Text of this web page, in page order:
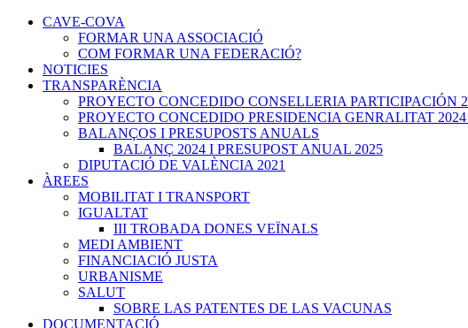
CAVE-COVA
FORMAR UNA ASSOCIACIÓ
COM FORMAR UNA FEDERACIÓ?
NOTICIES
TRANSPARÈNCIA
PROYECTO CONCEDIDO CONSELLERIA PARTICIPACIÓN
PROYECTO CONCEDIDO PRESIDENCIA GENRALITAT 2024
BALANÇOS I PRESUPOSTS ANUALS
BALANÇ 2024 I PRESUPOST ANUAL 2025
DIPUTACIÓ DE VALÈNCIA 2021
ÀREES
MOBILITAT I TRANSPORT
IGUALTAT
III TROBADA DONES VEÏNALS
MEDI AMBIENT
FINANCIACIÓ JUSTA
URBANISME
SALUT
SOBRE LAS PATENTES DE LAS VACUNAS
DOCUMENTACIÓ